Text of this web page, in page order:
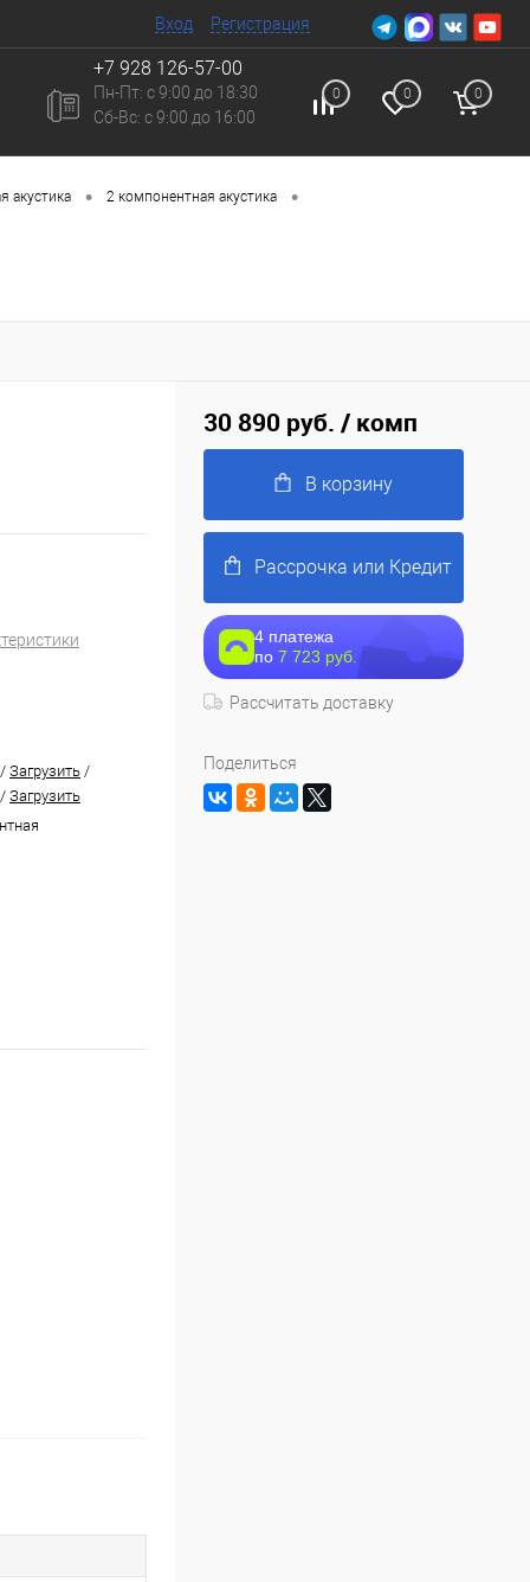
Вход Регистрация
+7 928 126-57-00
Пн-Пт: с 9:00 до 18:30
Сб-Вc: с 9:00 до 16:00
0 0 0
акустика • 2 компонентная акустика •
/ Загрузить /
/ Загрузить
30 890 руб. / комп
В корзину
Рассрочка или Кредит
4 платежа
по 7 723 руб.
Рассчитать доставку
Поделиться